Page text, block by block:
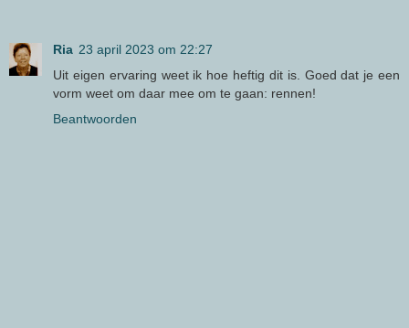
Ria 23 april 2023 om 22:27
Uit eigen ervaring weet ik hoe heftig dit is. Goed dat je een
vorm weet om daar mee om te gaan: rennen!
Beantwoorden